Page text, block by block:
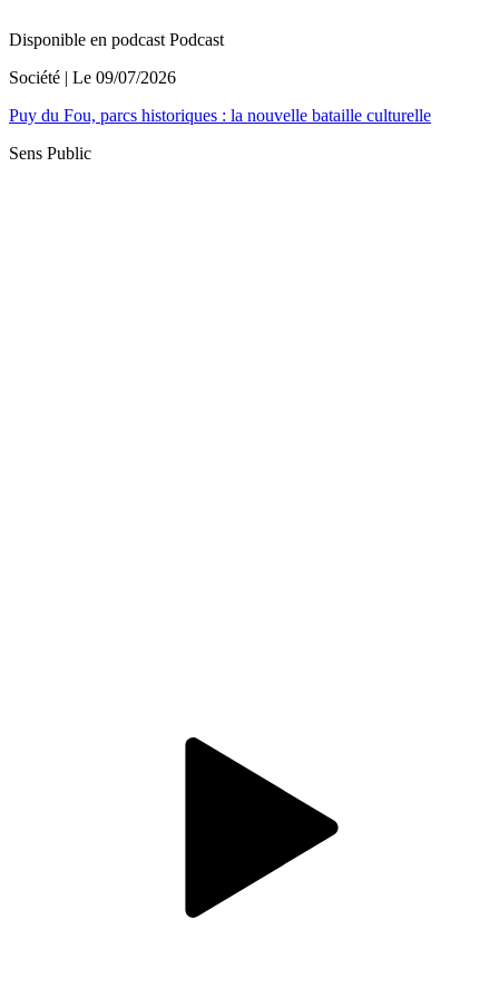
Disponible en podcast Podcast
Société | Le 09/07/2026
Puy du Fou, parcs historiques : la nouvelle bataille culturelle
Sens Public